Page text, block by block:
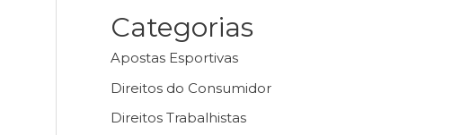
Categorias
Apostas Esportivas
Direitos do Consumidor
Direitos Trabalhistas